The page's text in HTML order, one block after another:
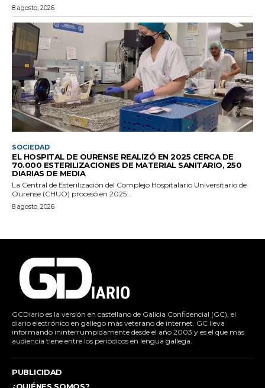
8 agosto, 2026
SOCIEDAD
EL HOSPITAL DE OURENSE REALIZÓ EN 2025 CERCA DE
70.000 ESTERILIZACIONES DE MATERIAL SANITARIO, 250
DIARIAS DE MEDIA
La Central de Esterilización del Complejo Hospitalario Universitario de
Ourense (CHUO) procesó en 2025...
8 agosto, 2026
GCDiario es la versión en castellano de Galicia Confidencial (GC), el
diario electrónico en gallego más veterano de internet. GC lleva
informando ininterrumpidamente desde el año 2003 y es el que más
audiencia tiene entre los periódicos en lengua gallega.
PUBLICIDAD
¿QUIÉNES SOMOS?